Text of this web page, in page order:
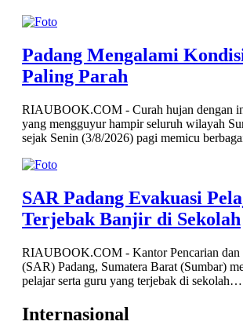
Padang Mengalami
Paling Parah
RIAUBOOK.COM - Curah hujan dengan
yang mengguyur hampir seluruh wilayah
sejak Senin (3/8/2026) pagi memicu
SAR Padang Evakuasi
Terjebak Banjir di Sekolah
RIAUBOOK.COM - Kantor Pencarian dan
(SAR) Padang, Sumatera Barat (Sumbar)
pelajar serta guru yang terjebak di sekolah…
Internasional